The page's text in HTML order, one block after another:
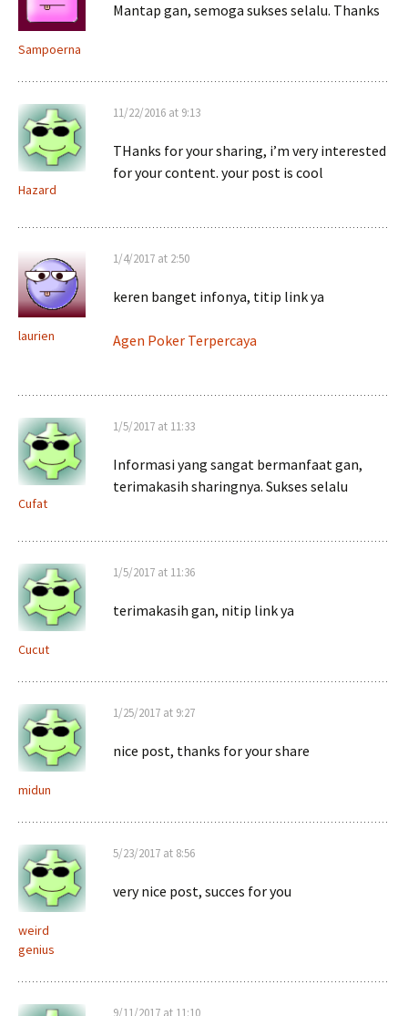
Sampoerna
Mantap gan, semoga sukses selalu. Thanks
Hazard
11/22/2016 at 9:13
THanks for your sharing, i’m very interested
for your content. your post is cool
laurien
1/4/2017 at 2:50
keren banget infonya, titip link ya
Agen Poker Terpercaya
Cufat
1/5/2017 at 11:33
Informasi yang sangat bermanfaat gan,
terimakasih sharingnya. Sukses selalu
Cucut
1/5/2017 at 11:36
terimakasih gan, nitip link ya
midun
1/25/2017 at 9:27
nice post, thanks for your share
weird
genius
5/23/2017 at 8:56
very nice post, succes for you
9/11/2017 at 11:10